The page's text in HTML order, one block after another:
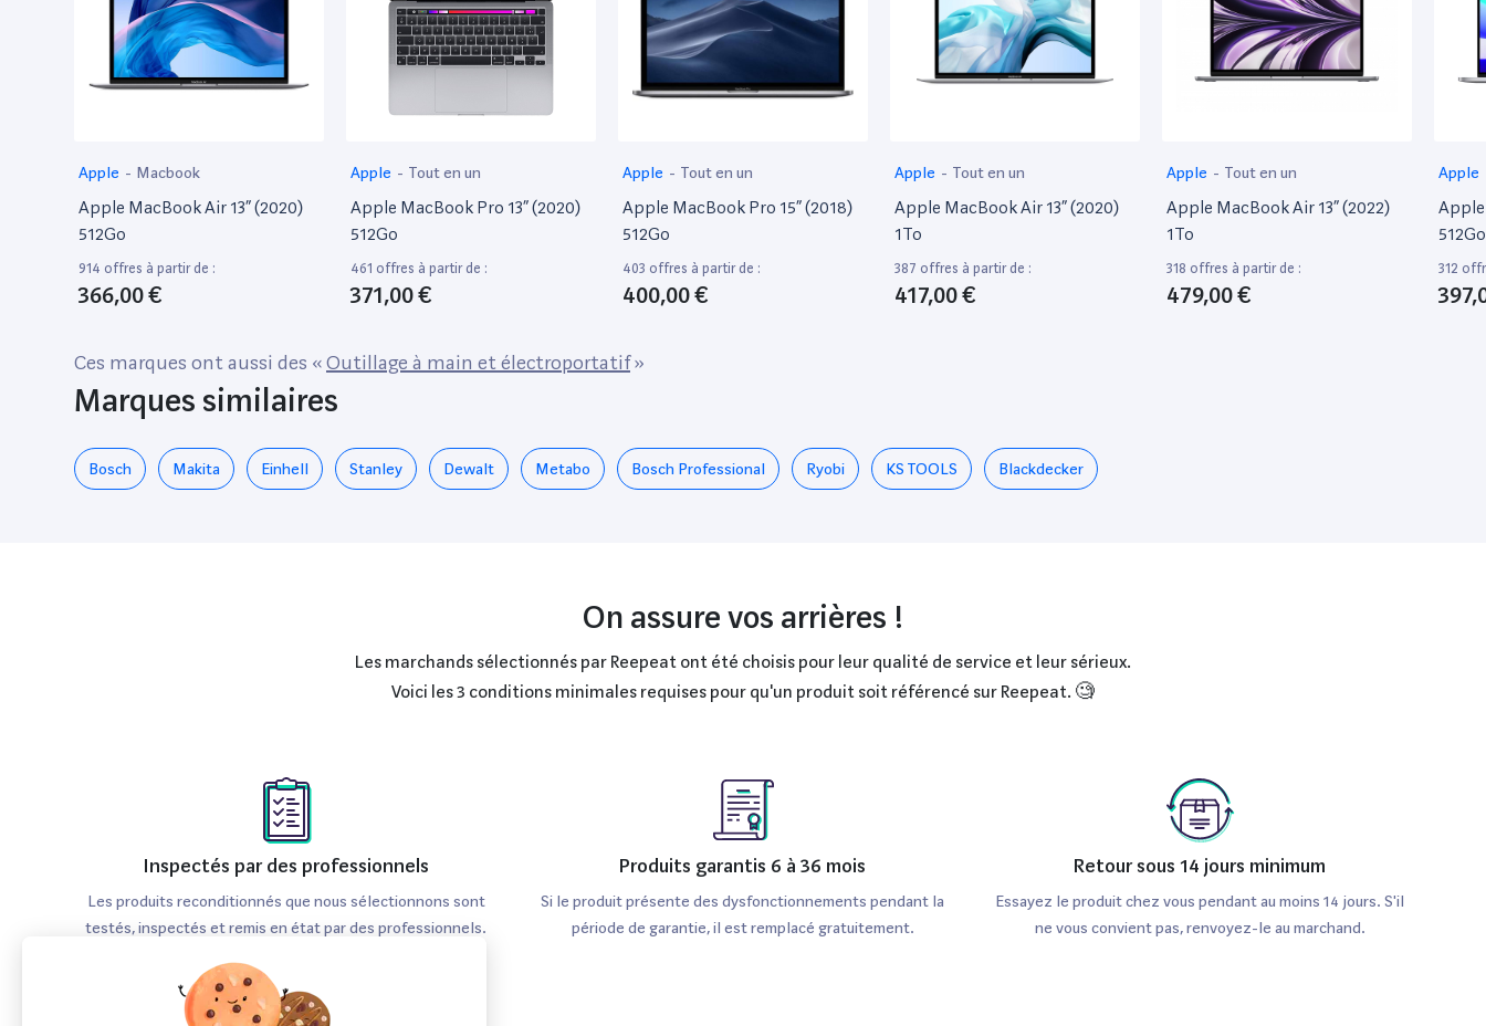
Apple - Macbook
Apple MacBook Air 13” (2020)
512Go
914 offres à partir de :
366,00 €
Apple - Tout en un
Apple MacBook Pro 13” (2020)
512Go
461 offres à partir de :
371,00 €
Apple - Tout en un
Apple MacBook Pro 15” (2018)
512Go
403 offres à partir de :
400,00 €
Apple - Tout en un
Apple MacBook Air 13” (2020)
1To
387 offres à partir de :
417,00 €
Apple - Tout en un
Apple MacBook Air 13” (2022)
1To
318 offres à partir de :
479,00 €
Apple
Apple
512Go
312
Ces marques ont aussi des «Outillage à main et électroportatif»
Marques similaires
Bosch Makita Einhell Stanley Dewalt Metabo Bosch Professional Ryobi KS TOOLS Blackdecker
On assure vos arrières !
Les marchands sélectionnés par Reepeat ont été choisis pour leur qualité de service et leur sérieux.
Voici les 3 conditions minimales requises pour qu'un produit soit référencé sur Reepeat. 🧐
Inspectés par des professionnels
Les produits reconditionnés que nous sélectionnons sont
testés, inspectés et remis en état par des professionnels.
Produits garantis 6 à 36 mois
Si le produit présente des dysfonctionnements pendant la
période de garantie, il est remplacé gratuitement.
Retour sous 14 jours minimum
Essayez le produit chez vous pendant au moins 14 jours. S'il
ne vous convient pas, renvoyez-le au marchand.